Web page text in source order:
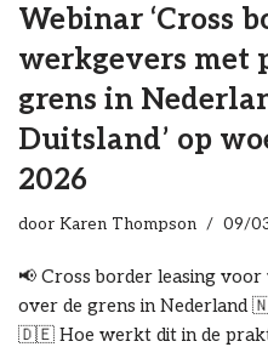
Webinar ‘Cross
werkgevers met
grens in
Duitsland’ op
2026
door Karen Thompson 09/
📢 Cross border leasing
over de grens in
🇩🇪 Hoe werkt dit in de